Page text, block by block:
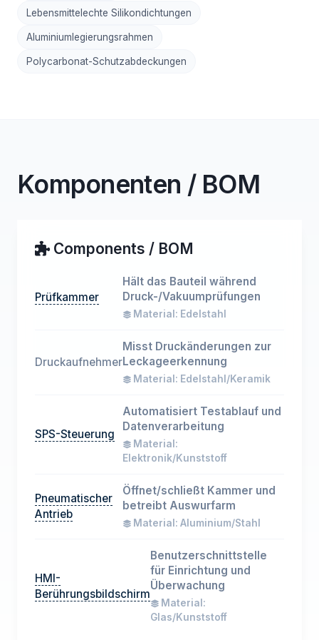
Lebensmittelechte Silikondichtungen
Aluminiumlegierungsrahmen
Polycarbonat-Schutzabdeckungen
Komponenten / BOM
Components / BOM
Prüfkammer
Hält das Bauteil während
Druck-/Vakuumprüfungen
Material: Edelstahl
Druckaufnehmer
Misst Druckänderungen zur
Leckageerkennung
Material: Edelstahl/Keramik
SPS-Steuerung
Automatisiert Testablauf und
Datenverarbeitung
Material:
Elektronik/Kunststoff
Pneumatischer
Antrieb
Öffnet/schließt Kammer und
betreibt Auswurfarm
Material: Aluminium/Stahl
HMI-
Berührungsbildschirm
Benutzerschnittstelle
für Einrichtung und
Überwachung
Material:
Glas/Kunststoff